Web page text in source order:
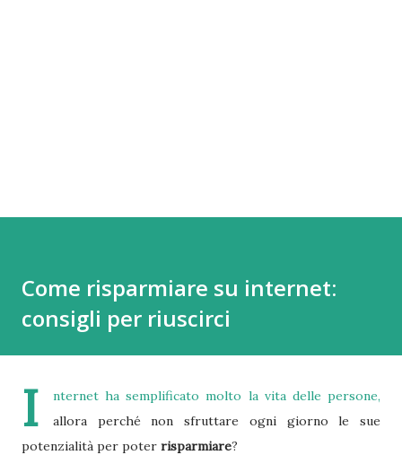
Come risparmiare su internet:
consigli per riuscirci
I
nternet ha semplificato molto la vita delle persone,
allora perché non sfruttare ogni giorno le sue
potenzialità per poter risparmiare?